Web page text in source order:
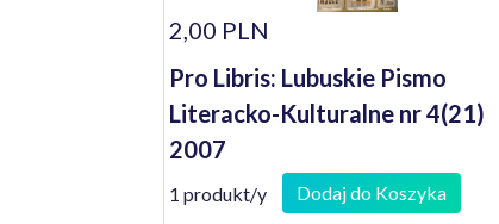
2,00 PLN
Pro Libris: Lubuskie Pismo
Literacko-Kulturalne nr 4(21)
2007
1 produkt/y Dodaj do Koszyka